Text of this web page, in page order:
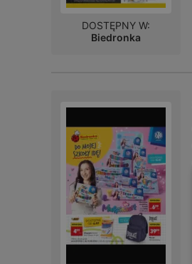
DOSTĘPNY W:
Biedronka